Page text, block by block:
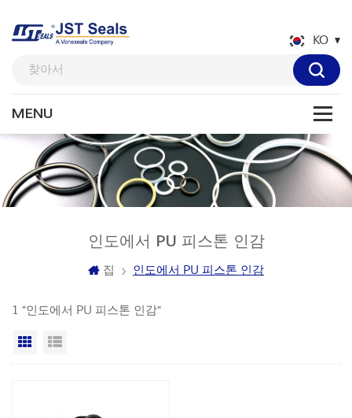
KO
인도에서 PU 피스톤 인감
집 인도에서 PU 피스톤 인감
1 "인도에서 PU 피스톤 인감"
격자보기